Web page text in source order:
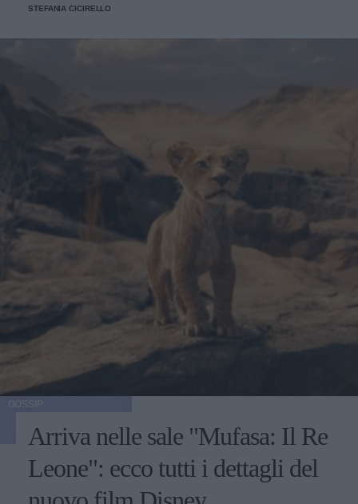
STEFANIA CICIRELLO
Arriva nelle sale "Mufasa: Il Re
Leone": ecco tutti i dettagli del